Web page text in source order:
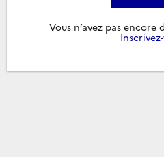
Vous n’avez pas encore